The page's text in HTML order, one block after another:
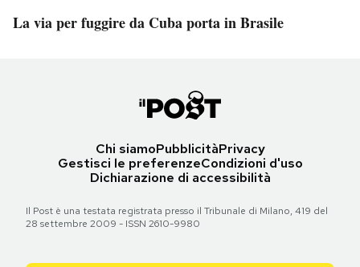
La via per fuggire da Cuba porta in Brasile
Chi siamoPubblicitàPrivacy
Gestisci le preferenzeCondizioni d'uso
Dichiarazione di accessibilità
Il Post è una testata registrata presso il Tribunale di Milano, 419 del
28 settembre 2009 - ISSN 2610-9980